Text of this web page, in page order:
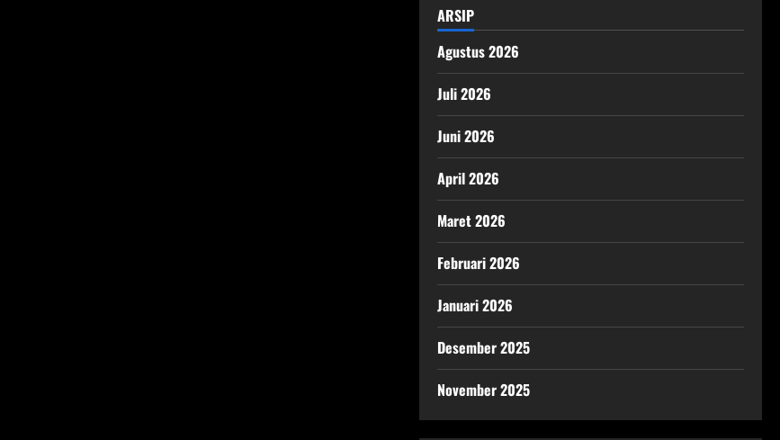
ARSIP
Agustus 2026
Juli 2026
Juni 2026
April 2026
Maret 2026
Februari 2026
Januari 2026
Desember 2025
November 2025